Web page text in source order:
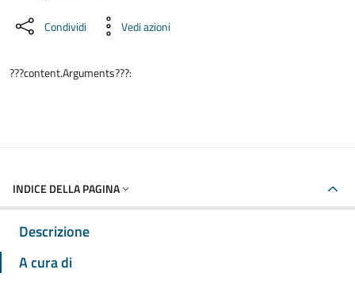
Condividi Vedi azioni
???content.Arguments???:
INDICE DELLA PAGINA
Descrizione
A cura di